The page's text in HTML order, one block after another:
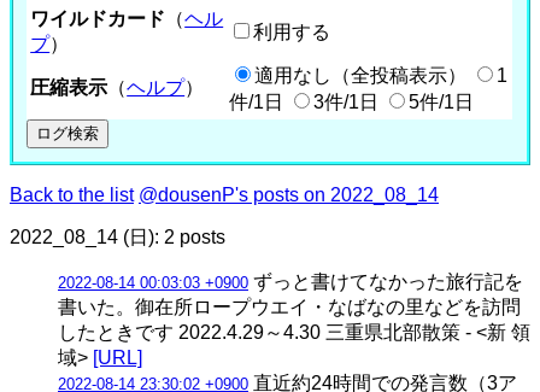
ワイルドカード （ヘル
プ）
利用する
圧縮表示 （ヘルプ）
適用なし（全投稿表示）
1
件/1日
3件/1日 5件/1日
Back to the list @dousenP's posts on 2022_08_14
2022_08_14 (日): 2 posts
2022-08-14 00:03:03 +0900 ずっと書けてなかった旅行記を
書いた。御在所ロープウエイ・なばなの里などを訪問
したときです 2022.4.29～4.30 三重県北部散策 - <新 領
域> [URL]
2022-08-14 23:30:02 +0900 直近約24時間での発言数（3ア